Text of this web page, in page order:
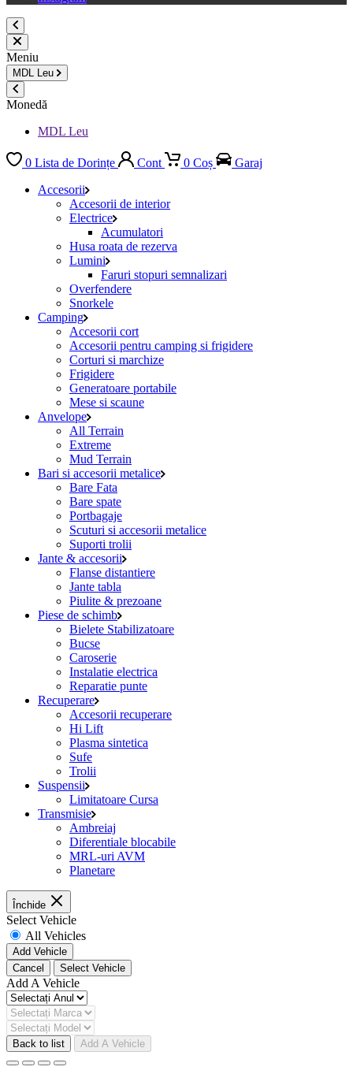
Meniu
MDL Leu
Monedă
MDL Leu
0 Lista de Dorințe Cont 0 Coș
Garaj
Accesorii
Accesorii de interior
Electrice
Acumulatori
Husa roata de rezerva
Lumini
Faruri stopuri semnalizari
Overfendere
Snorkele
Camping
Accesorii cort
Accesorii pentru camping si frigidere
Corturi si marchize
Frigidere
Generatoare portabile
Mese si scaune
Anvelope
All Terrain
Extreme
Mud Terrain
Bari si accesorii metalice
Bare Fata
Bare spate
Portbagaje
Scuturi si accesorii metalice
Suporti trolii
Jante & accesorii
Flanse distantiere
Jante tabla
Piulite & prezoane
Piese de schimb
Bielete Stabilizatoare
Bucse
Caroserie
Instalatie electrica
Reparatie punte
Recuperare
Accesorii recuperare
Hi Lift
Plasma sintetica
Sufe
Trolii
Suspensii
Limitatoare Cursa
Transmisie
Ambreiaj
Diferentiale blocabile
MRL-uri AVM
Planetare
Închide
Select Vehicle
All Vehicles
Add Vehicle
Cancel
Select Vehicle
Add A Vehicle
Back to list Add A Vehicle